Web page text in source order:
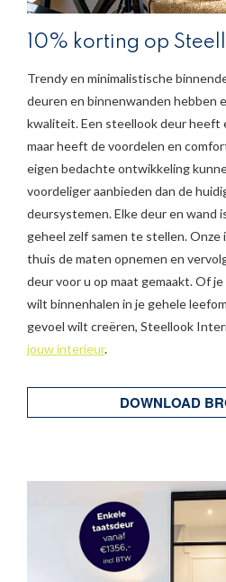
10% korting op
Trendy en minimalistische
deuren en binnenwanden hebben
kwaliteit. Een steellook deur heeft
maar heeft de voordelen en
eigen bedachte ontwikkeling
voordeliger aanbieden dan de
deursystemen. Elke deur en wand
geheel zelf samen te stellen. Onze
thuis de maten opnemen en
deur voor u op maat gemaakt. Of
wilt binnenhalen in je gehele
gevoel wilt creëren, Steellook
jouw interieur.
DOWNLOAD